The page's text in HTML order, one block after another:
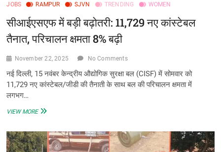
JOBS
RAMPUR SJVN TRENDING WOMEN
सीआईएसएफ में बड़ी बढ़ोतरी: 11,729 नए कांस्टेबल
तैनात, परिचालन क्षमता 8% बढ़ी
November 22, 2025 No Comments
नई दिल्ली, 15 नवंबर केन्द्रीय औद्योगिक सुरक्षा बल (CISF) में सोमवार को
11,729 नए कांस्टेबल/जीडी की तैनाती के साथ बल की परिचालन क्षमता में
लगभग…
VIEW MOREसीआईएसएफ
बढ़ोतरी:
11,729